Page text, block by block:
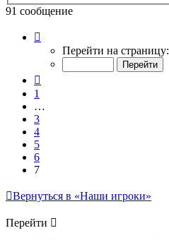
91 сообщение
Перейти на страницу:
1
…
3
4
5
6
7
Вернуться в «Наши игроки»
Перейти